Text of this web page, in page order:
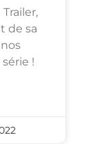
de sa
!